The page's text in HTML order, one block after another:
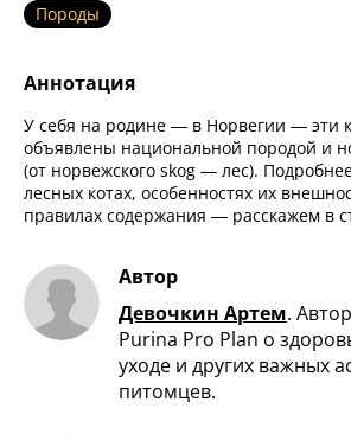
Породы
Аннотация
У себя на родине — в Норвегии — эти
объявлены национальной породой и
(от норвежского skog — лес).
лесных котах, особенностях их
правилах содержания — расскажем в
Автор
Девочкин Артем.
Purina Pro Plan о
уходе и других важных
питомцев.